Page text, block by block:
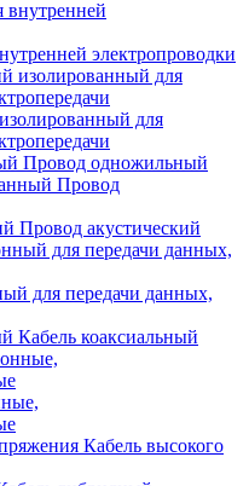
электропроводки
для
Провод одножильный
Провод
Провод акустический
для передачи данных,
Кабель коаксиальный
Кабель высокого